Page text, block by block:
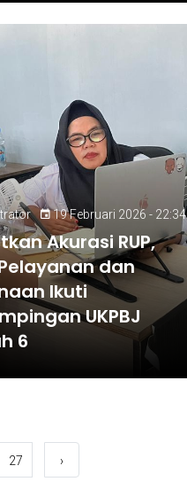
19 Februari 2026 - 22:34
Akurasi RUP,
dan
Ikuti
UKPBJ
6
27 ›